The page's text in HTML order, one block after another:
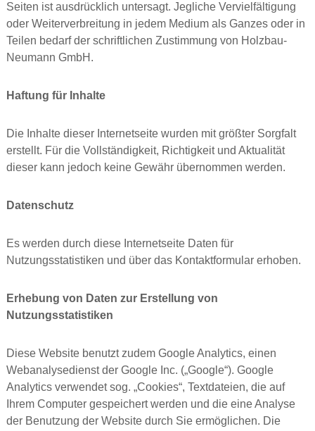
Seiten ist ausdrücklich untersagt. Jegliche Vervielfältigung
oder Weiterverbreitung in jedem Medium als Ganzes oder in
Teilen bedarf der schriftlichen Zustimmung von Holzbau-
Neumann GmbH.
Haftung für Inhalte
Die Inhalte dieser Internetseite wurden mit größter Sorgfalt
erstellt. Für die Vollständigkeit, Richtigkeit und Aktualität
dieser kann jedoch keine Gewähr übernommen werden.
Datenschutz
Es werden durch diese Internetseite Daten für
Nutzungsstatistiken und über das Kontaktformular erhoben.
Erhebung von Daten zur Erstellung von
Nutzungsstatistiken
Diese Website benutzt zudem Google Analytics, einen
Webanalysedienst der Google Inc. („Google“). Google
Analytics verwendet sog. „Cookies“, Textdateien, die auf
Ihrem Computer gespeichert werden und die eine Analyse
der Benutzung der Website durch Sie ermöglichen. Die